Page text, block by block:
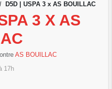
D5D | USPA 3 x AS BOUILLAC
3 X AS
AS BOUILLAC
17h